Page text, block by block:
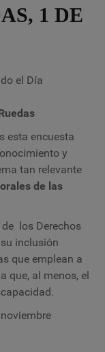
1 DE
el Día
esta encuesta
y
tan relevante
de las
de los Derechos
inclusión
que emplean a
que, al menos, el